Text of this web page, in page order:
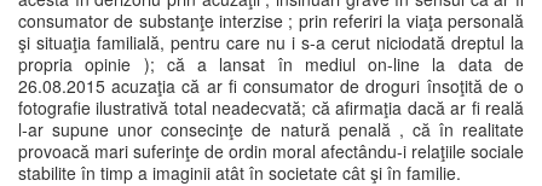
consumator de substanţe interzise ; prin referiri la viaţa personală
şi situaţia familială, pentru care nu i s-a cerut niciodată dreptul la
propria opinie ); că a lansat în mediul on-line la data de
26.08.2015 acuzaţia că ar fi consumator de droguri însoţită de o
fotografie ilustrativă total neadecvată; că afirmaţia dacă ar fi reală
l-ar supune unor consecinţe de natură penală , că în realitate
provoacă mari suferinţe de ordin moral afectându-i relaţiile sociale
stabilite în timp a imaginii atât în societate cât şi în familie.